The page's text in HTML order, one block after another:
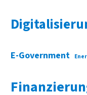
E-Government